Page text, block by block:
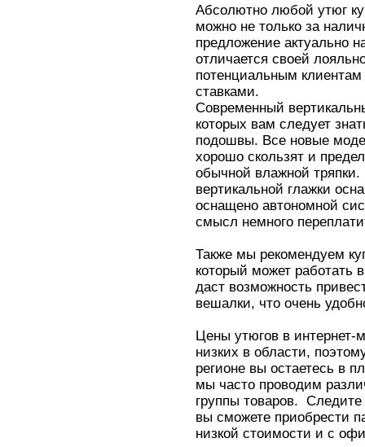
Абсолютно любой утюг
можно не только за
предложение актуально
отличается своей
потенциальным
ставками.
Современный
которых вам следует
подошвы. Все новые
хорошо скользят и
обычной влажной
вертикальной глажки
оснащено автономной
смысл немного
Также мы рекомендуем
который может
даст возможность
вешалки, что очень
Цены утюгов в интернет-
низких в области,
регионе вы остаетесь в
мы часто проводим
группы товаров.
вы сможете приобрести
низкой стоимости и с